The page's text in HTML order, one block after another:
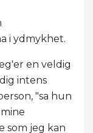
i ydmykhet.
en veldig
intens
"sa hun
som jeg kan